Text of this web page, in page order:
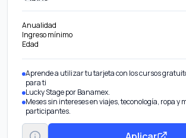
Anualidad
Ingreso mínimo
Edad
Aprende a utilizar tu tarjeta con los cursos
para ti
Lucky Stage por Banamex.
Meses sin intereses en viajes, teconología, ropa y
participantes.